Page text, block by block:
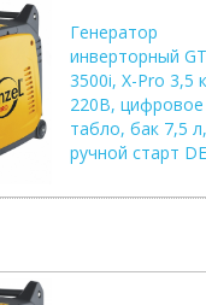
Генератор
инверторный
3500i, X-Pro 3,5
220В, цифровое
табло, бак 7,5 л,
ручной старт